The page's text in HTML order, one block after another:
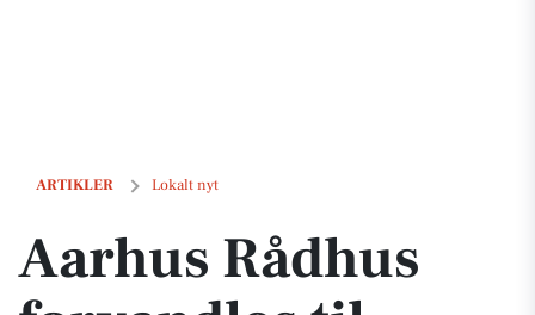
ARTIKLER Lokalt nyt
Aarhus Rådhus forvandles til bordtennisstævne for seniorer og
Aarhus Rådhus